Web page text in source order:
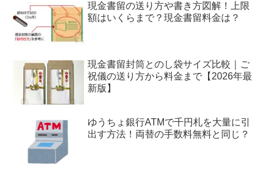
現金書留の送り方や書き方図解！上限
額はいくらまで？現金書留料金は？
現金書留封筒とのし袋サイズ比較｜ご
祝儀の送り方から料金まで【2026年最
新版】
ゆうちょ銀行ATMで千円札を大量に引
出す方法！両替の手数料無料と同じ？